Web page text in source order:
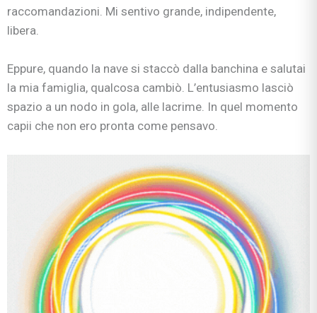
raccomandazioni. Mi sentivo grande, indipendente,
libera.
Eppure, quando la nave si staccò dalla banchina e salutai
la mia famiglia, qualcosa cambiò. L’entusiasmo lasciò
spazio a un nodo in gola, alle lacrime. In quel momento
capii che non ero pronta come pensavo.